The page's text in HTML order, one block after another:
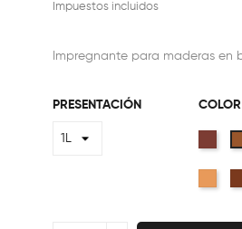
Impuestos incluidos
Impregnante para maderas en
PRESENTACIÓN COLOR